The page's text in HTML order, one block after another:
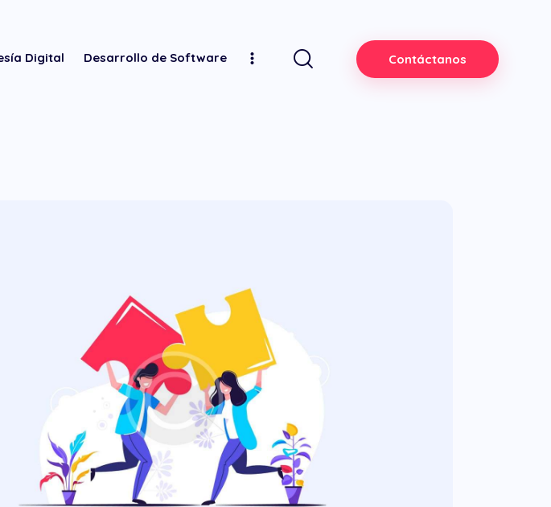
Digital Desarrollo de Software Contáctanos